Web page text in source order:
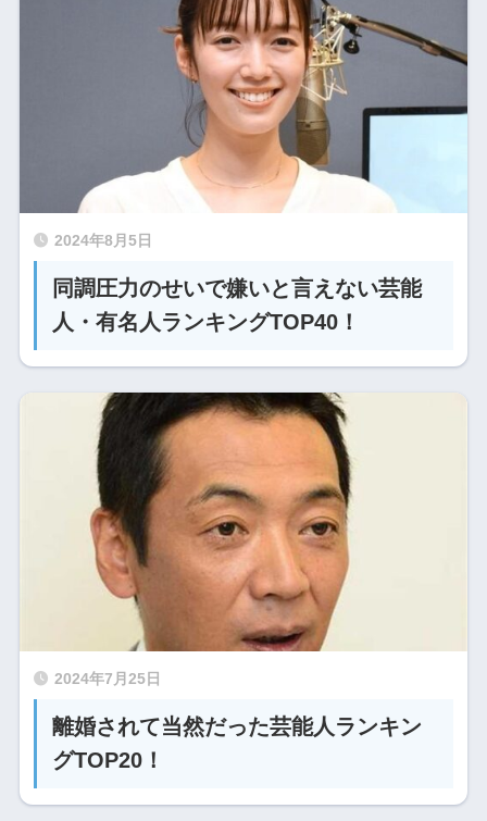
2024年8月5日
同調圧力のせいで嫌いと言えない芸能
人・有名人ランキングTOP40！
2024年7月25日
離婚されて当然だった芸能人ランキン
グTOP20！